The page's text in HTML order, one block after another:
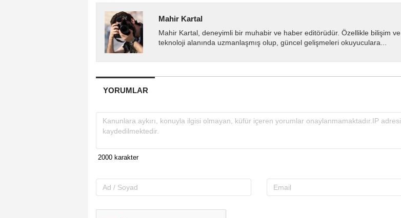
Mahir Kartal
Mahir Kartal, deneyimli bir muhabir ve haber editörüdür. Özellikle bilişim ve
teknoloji alanında uzmanlaşmış olup, güncel gelişmeleri okuyuculara...
YORUMLAR